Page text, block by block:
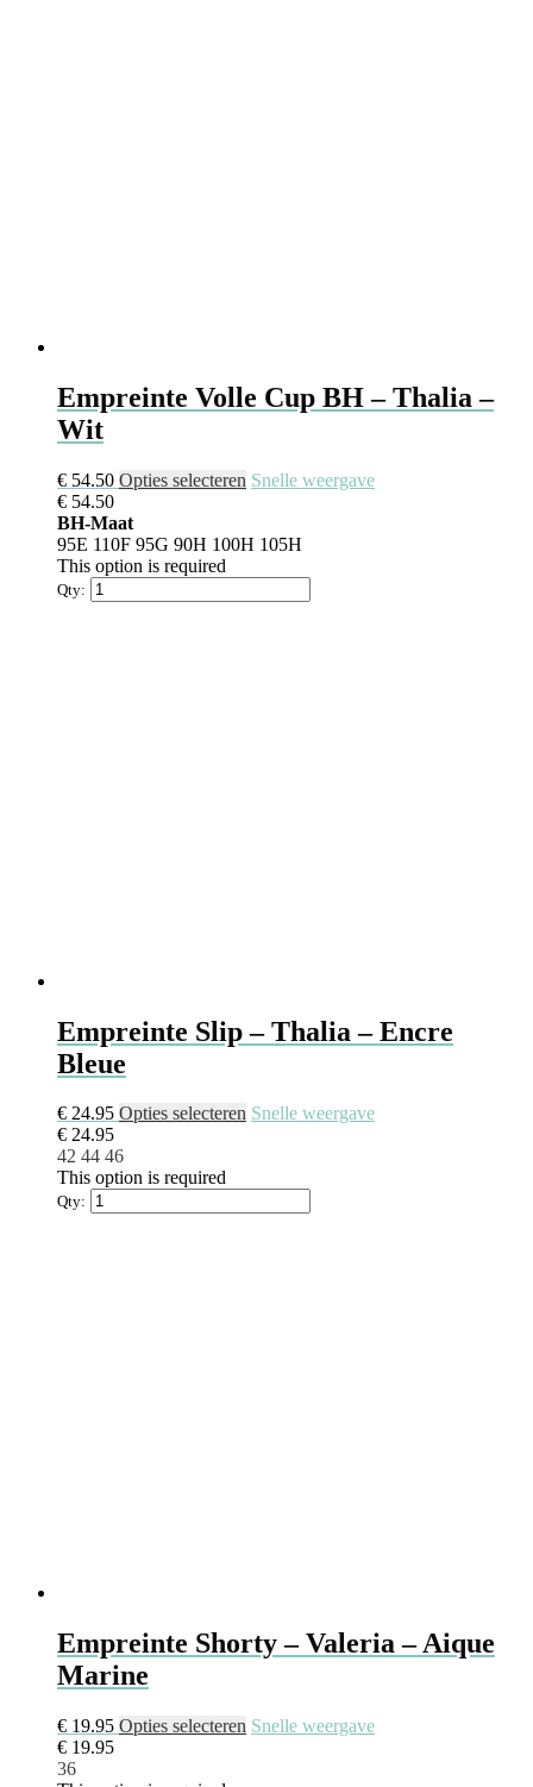
Empreinte Volle Cup BH – Thalia –
Wit
€ 54.50 Opties selecteren Snelle weergave
€ 54.50
BH-Maat
95E 110F 95G 90H 100H 105H
This option is required
Qty:
Empreinte Slip – Thalia – Encre
Bleue
€ 24.95 Opties selecteren Snelle weergave
€ 24.95
42 44 46
This option is required
Qty:
Empreinte Shorty – Valeria – Aique
Marine
€ 19.95 Opties selecteren Snelle weergave
€ 19.95
36